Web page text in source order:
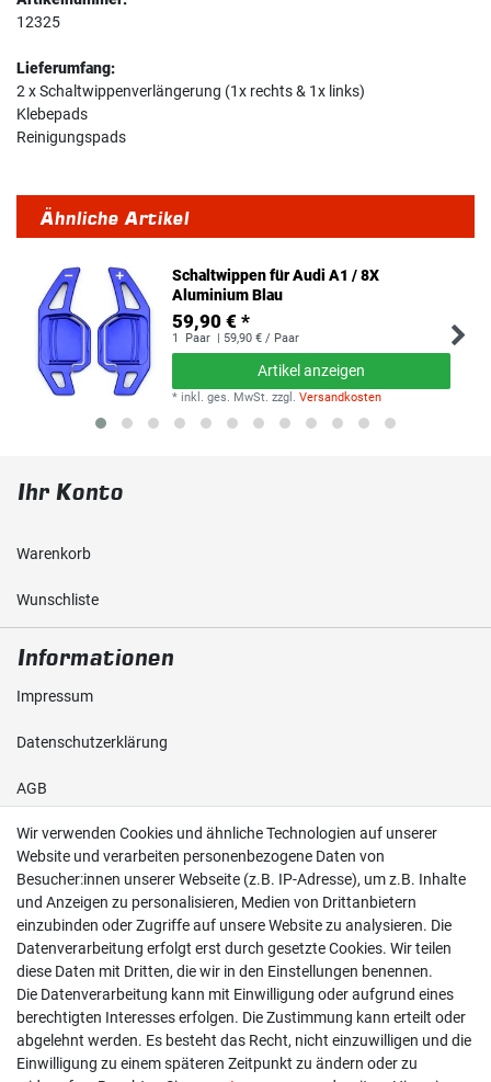
12325
Lieferumfang:
2 x Schaltwippenverlängerung (1x rechts & 1x links)
Klebepads
Reinigungspads
Ähnliche Artikel
Schaltwippen für Audi A1 / 8X
Aluminium Blau
59,90 € *
1 Paar | 59,90 € / Paar
Artikel anzeigen
* inkl. ges. MwSt. zzgl.Versandkosten
Ihr Konto
Warenkorb
Wunschliste
Informationen
Impressum
Daten­schutz­erklärung
AGB
Shop
Kontakt
Versand & Zahlung
Widerrufs­recht
Widerruf erklären
Wir verwenden Cookies und ähnliche Technologien auf unserer
Website und verarbeiten personenbezogene Daten von
Besucher:innen unserer Webseite (z.B. IP-Adresse), um z.B. Inhalte
und Anzeigen zu personalisieren, Medien von Drittanbietern
einzubinden oder Zugriffe auf unsere Website zu analysieren. Die
Datenverarbeitung erfolgt erst durch gesetzte Cookies. Wir teilen
diese Daten mit Dritten, die wir in den Einstellungen benennen.
Die Datenverarbeitung kann mit Einwilligung oder aufgrund eines
berechtigten Interesses erfolgen. Die Zustimmung kann erteilt oder
abgelehnt werden. Es besteht das Recht, nicht einzuwilligen und die
Einwilligung zu einem späteren Zeitpunkt zu ändern oder zu